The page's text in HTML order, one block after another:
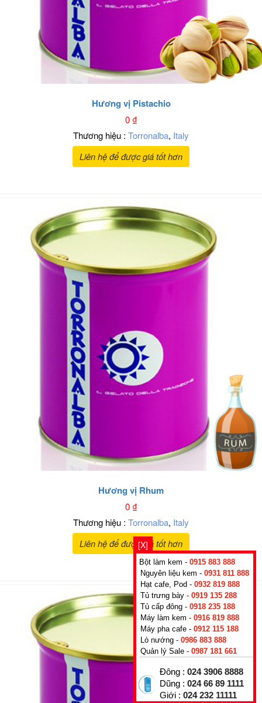
Hương vị Pistachio
0₫
Thương hiệu : Torronalba, Italy
Liên hệ để được giá tốt hơn
Hương vị Rhum
0₫
Thương hiệu : Torronalba, Italy
Liên hệ để được giá tốt hơn
[X]
Bột làm kem - 0915 883 888
Nguyên liệu kem - 0931 811 888
Hạt cafe, Pod - 0932 819 888
Tủ trưng bày - 0919 135 288
Tủ cấp đông - 0918 235 188
Máy làm kem - 0916 819 888
Máy pha cafe - 0912 115 188
Lò nướng - 0986 883 888
Quản lý Sale - 0987 181 661
Đông : 024 3906 8888
Dũng : 024 66 89 1111
Giới : 024 232 11111